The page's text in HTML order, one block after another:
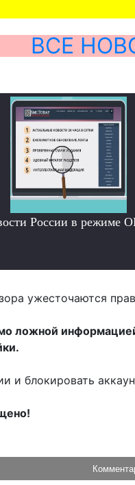
ВСЕ
России в
ужесточаются
ложной
и блокировать